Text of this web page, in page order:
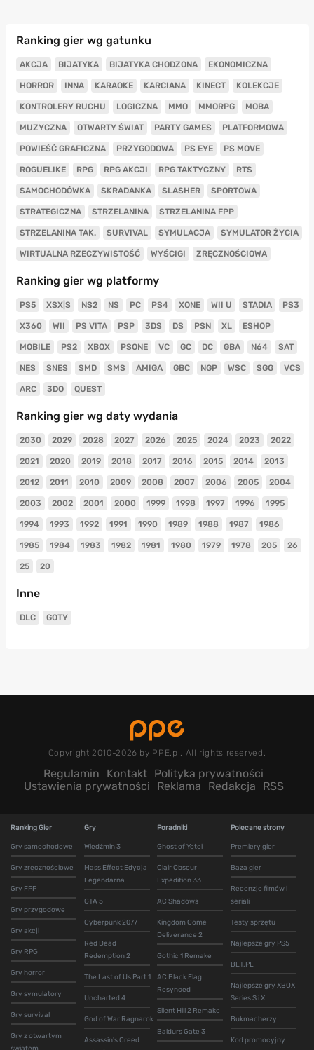
Ranking gier wg gatunku
AKCJA BIJATYKA BIJATYKA CHODZONA EKONOMICZNA
HORROR INNA KARAOKE KARCIANA KINECT KOLEKCJE
KONTROLERY RUCHU LOGICZNA MMO MMORPG MOBA
MUZYCZNA OTWARTY ŚWIAT PARTY GAMES PLATFORMOWA
POWIEŚĆ GRAFICZNA PRZYGODOWA PS EYE PS MOVE
ROGUELIKE RPG RPG AKCJI RPG TAKTYCZNY RTS
SAMOCHODÓWKA SKRADANKA SLASHER SPORTOWA
STRATEGICZNA STRZELANINA STRZELANINA FPP
STRZELANINA TAK. SURVIVAL SYMULACJA SYMULATOR ŻYCIA
WIRTUALNA RZECZYWISTOŚĆ WYŚCIGI ZRĘCZNOŚCIOWA
Ranking gier wg platformy
PS5 XSX|S NS2 NS PC PS4 XONE WII U STADIA PS3
X360 WII PS VITA PSP 3DS DS PSN XL ESHOP
MOBILE PS2 XBOX PSONE VC GC DC GBA N64 SAT
NES SNES SMD SMS AMIGA GBC NGP WSC SGG VCS
ARC 3DO QUEST
Ranking gier wg daty wydania
2030 2029 2028 2027 2026 2025 2024 2023 2022
2021 2020 2019 2018 2017 2016 2015 2014 2013
2012 2011 2010 2009 2008 2007 2006 2005 2004
2003 2002 2001 2000 1999 1998 1997 1996 1995
1994 1993 1992 1991 1990 1989 1988 1987 1986
1985 1984 1983 1982 1981 1980 1979 1978 205 26
25 20
Inne
DLC GOTY
Copyright 2010-2026 by PPE.pl. All rights reserved.
Regulamin Kontakt Polityka prywatności
Ustawienia prywatności
Reklama Redakcja RSS
Ranking Gier
Gry samochodowe
Gry zręcznościowe
Gry FPP
Gry przygodowe
Gry akcji
Gry RPG
Gry horror
Gry symulatory
Gry survival
Gry z otwartym
Gry
Wiedźmin 3
Mass Effect Edycja
Legendarna
GTA 5
Cyberpunk 2077
Red Dead
Redemption 2
The Last of Us Part 1
Uncharted 4
God of War Ragnarok
Assassin's Creed
Poradniki
Ghost of Yotei
Clair Obscur
Expedition 33
AC Shadows
Kingdom Come
Deliverance 2
Gothic 1 Remake
AC Black Flag
Resynced
Silent Hill 2 Remake
Baldurs Gate 3
Polecane strony
Premiery gier
Baza gier
Recenzje filmów i
seriali
Testy sprzętu
Najlepsze gry PS5
BET.PL
Najlepsze gry XBOX
Series S i X
Bukmacherzy
Kod promocyjny